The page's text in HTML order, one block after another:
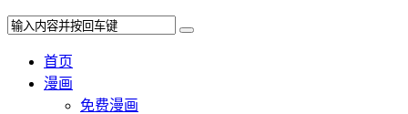
首页
漫画
免费漫画